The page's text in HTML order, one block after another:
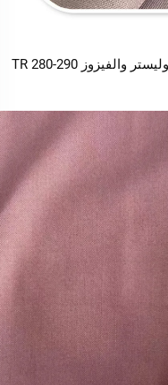
أقمشة بدلات رجالية عالية الجودة من البوليستر والفيزوز TR 280-290